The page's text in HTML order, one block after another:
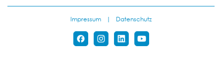
Impressum | Datenschutz